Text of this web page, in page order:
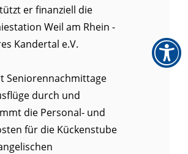
er finanziell die
Weil am Rhein -
Kandertal e.V.
Seniorennachmittage
durch und
die Personal- und
für die Kückenstube